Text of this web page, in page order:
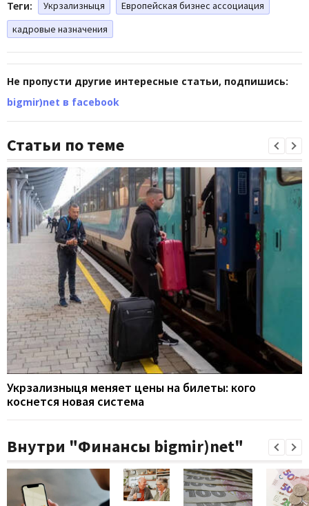
Теги: Укрзализныця
Европейская бизнес ассоциация
кадровые назначения
Не пропусти другие интересные статьи, подпишись:
bigmir)net в facebook
Статьи по теме
Укрзализныця меняет цены на билеты: кого
коснется новая система
Внутри "Финансы bigmir)net"